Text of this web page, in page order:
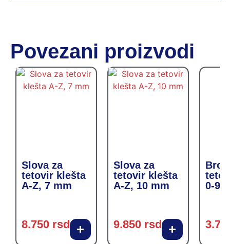
Povezani proizvodi
Slova za
tetovir klešta
A-Z, 7 mm
8.750 rsd
Slova za
tetovir klešta
A-Z, 10 mm
9.850 rsd
0-9,